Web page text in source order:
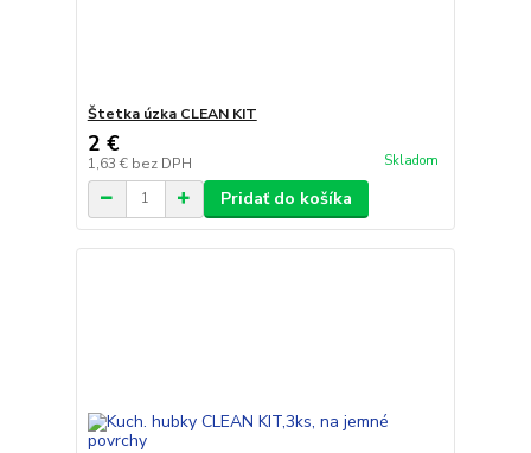
Štetka úzka CLEAN KIT
2 €
1,63 € bez DPH Skladom
Pridať do košíka